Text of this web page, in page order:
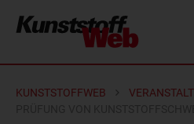
KUNSTSTOFFWEB